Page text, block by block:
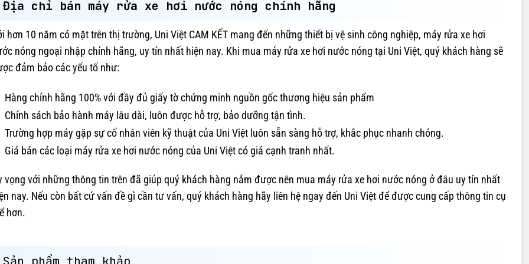
Địa chỉ bán máy rửa xe hơi nước nóng chính hãng
hơn 10 năm có mặt trên thị trường, Uni Việt CAM KẾT mang đến những thiết bị vệ sinh công nghiệp, máy rửa xe hơi
nóng ngoại nhập chính hãng, uy tín nhất hiện nay. Khi mua máy rửa xe hơi nước nóng tại Uni Việt, quý khách hàng sẽ
đảm bảo các yếu tố như:
Hàng chính hãng 100% với đầy đủ giấy tờ chứng minh nguồn gốc thương hiệu sản phẩm
Chính sách bảo hành máy lâu dài, luôn được hỗ trợ, bảo dưỡng tận tình.
Trường hợp máy gặp sự cố nhân viên kỹ thuật của Uni Việt luôn sẵn sàng hỗ trợ, khắc phục nhanh chóng.
Giá bán các loại máy rửa xe hơi nước nóng của Uni Việt có giá cạnh tranh nhất.
vọng với những thông tin trên đã giúp quý khách hàng nắm được nên mua máy rửa xe hơi nước nóng ở đâu uy tín nhất
nay. Nếu còn bất cứ vấn đề gì cần tư vấn, quý khách hàng hãy liên hệ ngay đến Uni Việt để được cung cấp thông tin cụ
hơn.